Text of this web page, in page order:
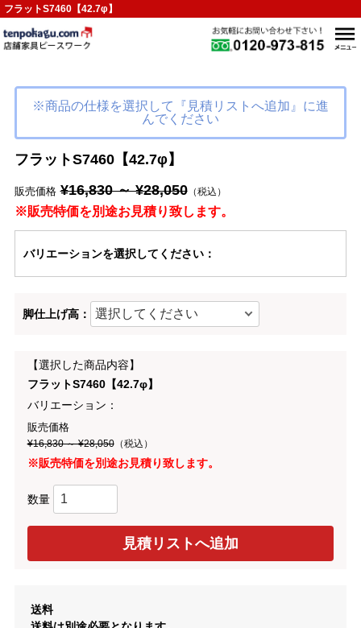
フラットS7460【42.7φ】
※商品の仕様を選択して『見積リストへ追加』に進
んでください
フラットS7460【42.7φ】
販売価格 ¥16,830 ～ ¥28,050（税込）
※販売特価を別途お見積り致します。
バリエーションを選択してください：
脚仕上げ高：
【選択した商品内容】
フラットS7460【42.7φ】
バリエーション：
販売価格
¥16,830 ～ ¥28,050（税込）
※販売特価を別途お見積り致します。
数量
送料